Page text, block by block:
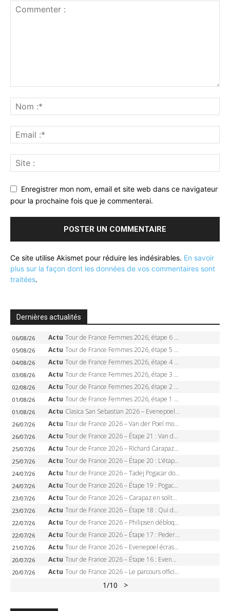
Enregistrer mon nom, email et site web dans ce navigateur
pour la prochaine fois que je commenterai.
Ce site utilise Akismet pour réduire les indésirables. En savoir
plus sur la façon dont les données de vos commentaires sont
traitées.
Dernières actualités
06/08/26 Actu Tour de France Femmes 2026, étape 6 – Kim Le Court-Pienaar gagne à Tournon, Reusser en jaune
05/08/26 Actu Tour de France Femmes 2026, étape 5 – Demi Vollering gagne à Belleville, Reusser en jaune, Ferrand-Prévot coule
04/08/26 Actu Tour de France Femmes 2026, étape 4 – Marlen Reusser écrase le chrono, Ferrand-Prévot en crise
03/08/26 Actu Tour de France Femmes 2026, étape 3 – Sigrid Haugset en solitaire, 88 km d’échappée, maillot jaune
02/08/26 Actu Tour de France Femmes 2026, étape 2 – Lorena Wiebes doublé à Genève, Markus héroïque, 7e record
01/08/26 Actu Tour de France Femmes 2026, étape 1 – Lorena Wiebes intouchable à Lausanne, premier maillot jaune
01/08/26 Actu Clasica San Sebastian 2026 – Evenepoel recordman, 4e victoire, Carapaz battu au sprint
26/07/26 Actu Tour de France 2026 – Van der Poel monumental à Paris, Pogacar égale le record des cinq sacres
26/07/26 Actu Tour de France 2026 – Étape 21 : Van der Poel, Pogacar, qui succédera à Wout van Aert sur les Champs-Elysées ?
25/07/26 Actu Tour de France 2026 – Richard Carapaz roi des Alpes, doublé et maillot à pois, Seixas perd le podium
25/07/26 Actu Tour de France 2026 – Étape 20 : L’étape reine, Galibier, Sarenne, Alpe d’Huez, qui succédera à Pogacar ?
24/07/26 Actu Tour de France 2026 – Tadej Pogacar dompte l’Alpe d’Huez, 5e victoire, record de Pantani pulvérisé
24/07/26 Actu Tour de France 2026 – Étape 19 : Pogacar peut-il enfin dompter l’Alpe d’Huez ?
23/07/26 Actu Tour de France 2026 – Carapaz en solitaire à Orcières-Merlette, Paret-Peintre à un point du maillot à pois
23/07/26 Actu Tour de France 2026 – Étape 18 : Qui domptera Orcières-Merlette, première marche vers l’Alpe d’Huez ?
22/07/26 Actu Tour de France 2026 – Philipsen débloque son compteur à Voiron, Pedersen en danger pour le maillot vert
22/07/26 Actu Tour de France 2026 – Étape 17 : Pedersen peut-il verrouiller le maillot vert à Voiron ?
21/07/26 Actu Tour de France 2026 – Evenepoel écrase le chrono d’Évian, Seixas 4e, Lipowitz abandonne
20/07/26 Actu Tour de France 2026 – Étape 16 : Evenepoel, Pogacar, Ganna… qui domptera le chrono d’Évian pour redessiner le podium ?
20/07/26 Actu Tour de France 2026 – Le parcours officiel complet : 21 étapes, profils, carte et dates
1/10 >